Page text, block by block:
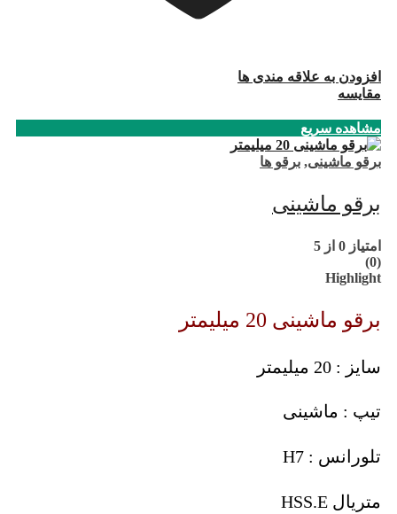
افزودن به علاقه مندی ها
مقایسه
مشاهده سریع
برقو ماشینی, برقو ها
برقو ماشینی
امتیاز 0 از 5
(0)
Highlight
برقو ماشینی 20 میلیمتر
سایز : 20 میلیمتر
تیپ : ماشینی
تلورانس : H7
متریال HSS.E